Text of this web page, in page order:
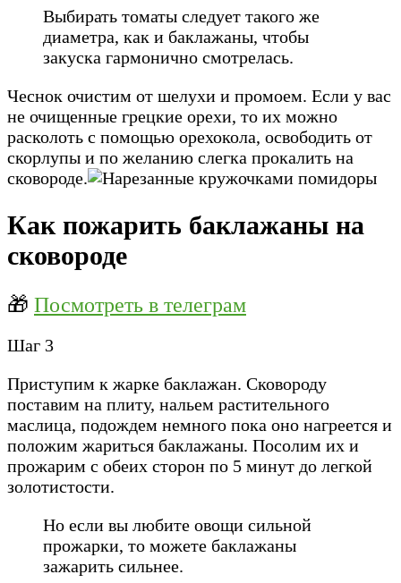
Выбирать томаты следует такого же
диаметра, как и баклажаны, чтобы
закуска гармонично смотрелась.
Чеснок очистим от шелухи и промоем. Если у вас
не очищенные грецкие орехи, то их можно
расколоть с помощью орехокола, освободить от
скорлупы и по желанию слегка прокалить на
сковороде.
Как пожарить баклажаны на
сковороде
🎁 Посмотреть в телеграм
Шаг 3
Приступим к жарке баклажан. Сковороду
поставим на плиту, нальем растительного
маслица, подождем немного пока оно нагреется и
положим жариться баклажаны. Посолим их и
прожарим с обеих сторон по 5 минут до легкой
золотистости.
Но если вы любите овощи сильной
прожарки, то можете баклажаны
зажарить сильнее.